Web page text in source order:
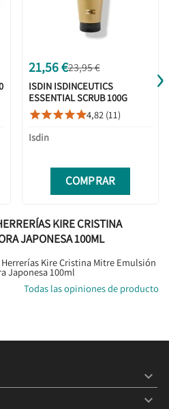
21,56 €23,95 €
ISDIN ISDINCEUTICS
ESSENTIAL SCRUB 100G
4,82 (11)
Isdin
COMPRAR
›
KIRE CRISTINA
JAPONESA 100ML
Kire Cristina Mitre Emulsión
Japonesa 100ml
Todas las opiniones de producto

